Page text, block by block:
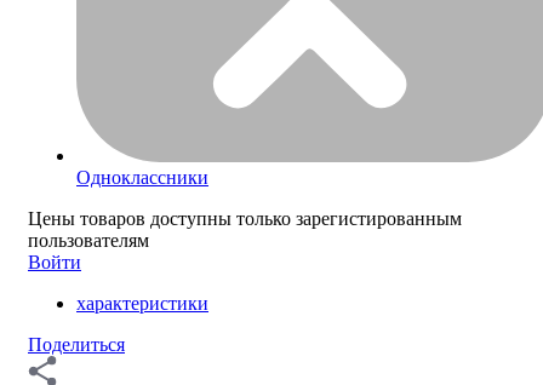
Одноклассники
Цены товаров доступны только зарегистированным
пользователям
Войти
характеристики
Поделиться